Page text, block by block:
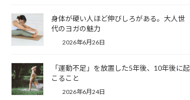
身体が硬い人ほど伸びしろがある。大人世
代のヨガの魅力
2026年6月26日
「運動不足」を放置した5年後、10年後に起
こること
2026年6月24日